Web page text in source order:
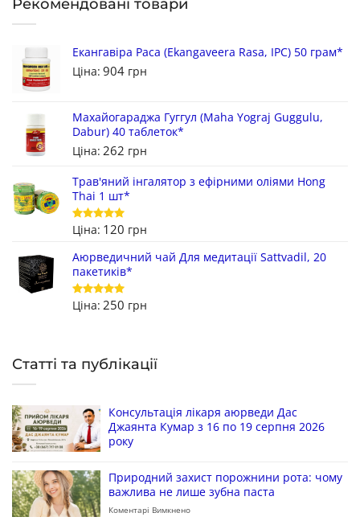
Рекомендовані товари
Екангавіра Раса (Ekangaveera Rasa, IPC) 50 грам*
Ціна: 904 грн
Махайогараджа Гуггул (Maha Yograj Guggulu,
Dabur) 40 таблеток*
Ціна: 262 грн
Трав'яний інгалятор з ефірними оліями Hong
Thai 1 шт*
Оцінено в
з 5
Ціна: 120 грн
Аюрведичний чай Для медитації Sattvadil, 20
пакетиків*
Оцінено в
з 5
Ціна: 250 грн
Статті та публікації
Консультація лікаря аюрведи Дас
Джаянта Кумар з 16 по 19 серпня 2026
року
Природний захист порожнини рота: чому
важлива не лише зубна паста
Коментарі Вимкнено